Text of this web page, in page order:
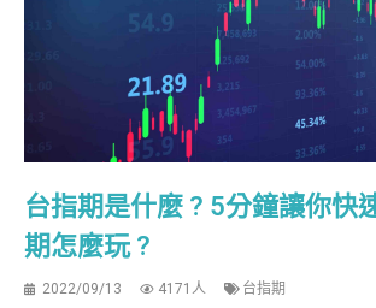
台指期是什麼 ? 5分鐘讓你快
期怎麼玩 ?
2022/09/13 4171人 台指期